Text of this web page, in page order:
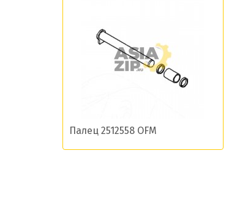
Палец 2512558 OFM